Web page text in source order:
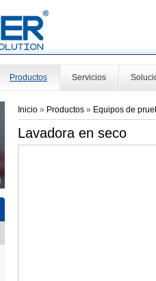
Productos Servicios
Inicio » Productos » Equipos de
Lavadora en seco